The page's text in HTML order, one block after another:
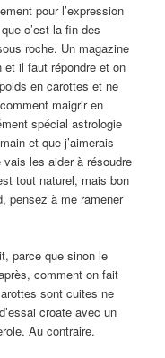
pour l’expression
c’est la fin des
roche. Un magazine
et il faut répondre et on
en carottes et ne
maigrir en
spécial astrologie
et que j’aimerais
les aider à résoudre
tout naturel, mais bon
pensez à me ramener
parce que sinon le
comment on fait
sont cuites ne
croate avec un
Au contraire.